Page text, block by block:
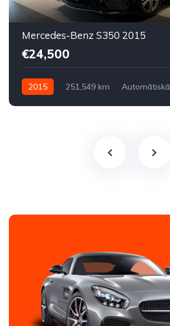
Mercedes-Benz S350 2015
€24,500
2015 251,549 km Automātiskā